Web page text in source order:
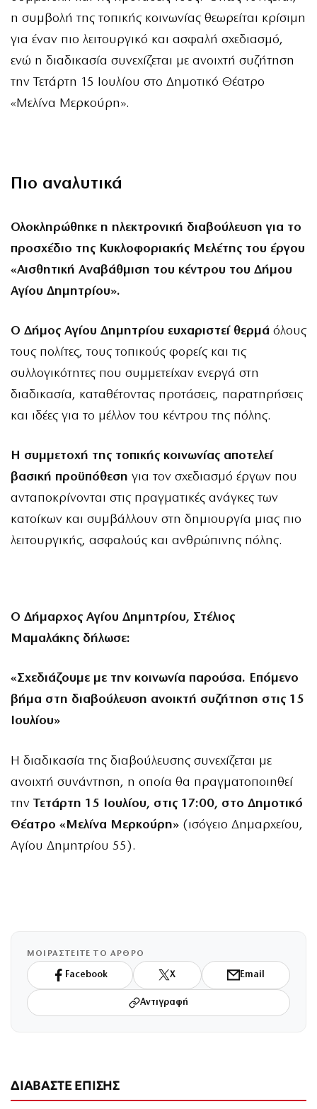
η συμβολή της τοπικής κοινωνίας θεωρείται κρίσιμη
για έναν πιο λειτουργικό και ασφαλή σχεδιασμό,
ενώ η διαδικασία συνεχίζεται με ανοιχτή συζήτηση
την Τετάρτη 15 Ιουλίου στο Δημοτικό Θέατρο
«Μελίνα Μερκούρη».
Πιο αναλυτικά
Ολοκληρώθηκε η ηλεκτρονική διαβούλευση για το
προσχέδιο της Κυκλοφοριακής Μελέτης του έργου
«Αισθητική Αναβάθμιση του κέντρου του Δήμου
Αγίου Δημητρίου».
Ο Δήμος Αγίου Δημητρίου ευχαριστεί θερμά όλους
τους πολίτες, τους τοπικούς φορείς και τις
συλλογικότητες που συμμετείχαν ενεργά στη
διαδικασία, καταθέτοντας προτάσεις, παρατηρήσεις
και ιδέες για το μέλλον του κέντρου της πόλης.
Η συμμετοχή της τοπικής κοινωνίας αποτελεί
βασική προϋπόθεση για τον σχεδιασμό έργων που
ανταποκρίνονται στις πραγματικές ανάγκες των
κατοίκων και συμβάλλουν στη δημιουργία μιας πιο
λειτουργικής, ασφαλούς και ανθρώπινης πόλης.
Ο Δήμαρχος Αγίου Δημητρίου, Στέλιος
Μαμαλάκης δήλωσε:
«Σχεδιάζουμε με την κοινωνία παρούσα. Επόμενο
βήμα στη διαβούλευση ανοικτή συζήτηση στις 15
Ιουλίου»
Η διαδικασία της διαβούλευσης συνεχίζεται με
ανοιχτή συνάντηση, η οποία θα πραγματοποιηθεί
την Τετάρτη 15 Ιουλίου, στις 17:00, στο Δημοτικό
Θέατρο «Μελίνα Μερκούρη» (ισόγειο Δημαρχείου,
Αγίου Δημητρίου 55).
ΜΟΙΡΑΣΤΕΙΤΕ ΤΟ ΑΡΘΡΟ
Facebook X Email
Αντιγραφή
ΔΙΑΒΑΣΤΕ ΕΠΙΣΗΣ